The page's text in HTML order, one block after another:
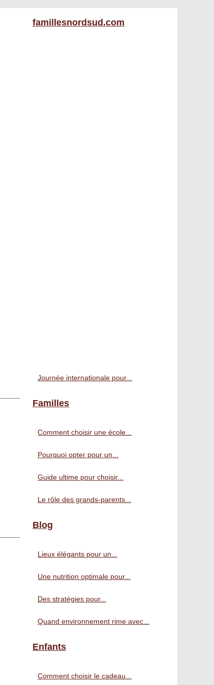
famillesnordsud.com
Journée internationale pour...
Familles
Comment choisir une école...
Pourquoi opter pour un...
Guide ultime pour choisir...
Le rôle des grands-parents...
Blog
Lieux élégants pour un...
Une nutrition optimale pour...
Des stratégies pour...
Quand environnement rime avec...
Enfants
Comment choisir le cadeau...